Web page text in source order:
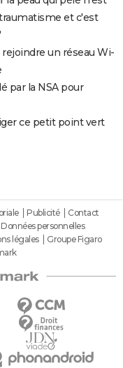
et c'est
un réseau Wi-
par la NSA pour
ce petit point vert
Publicité
Contact
Données personnelles
légales
Groupe Figaro